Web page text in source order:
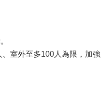
室外至多100人為限，加強